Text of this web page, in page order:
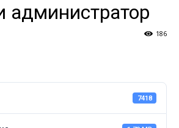
администратор
186
7418